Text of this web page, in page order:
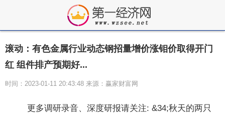
滚动：有色金属行业动态钢招量增价涨钼价取得开门
红 组件排产预期好...
时间：2023-01-11 20:43:48 来源：赢家财富网
更多调研录音、深度研报请关注: &34;秋天的两只